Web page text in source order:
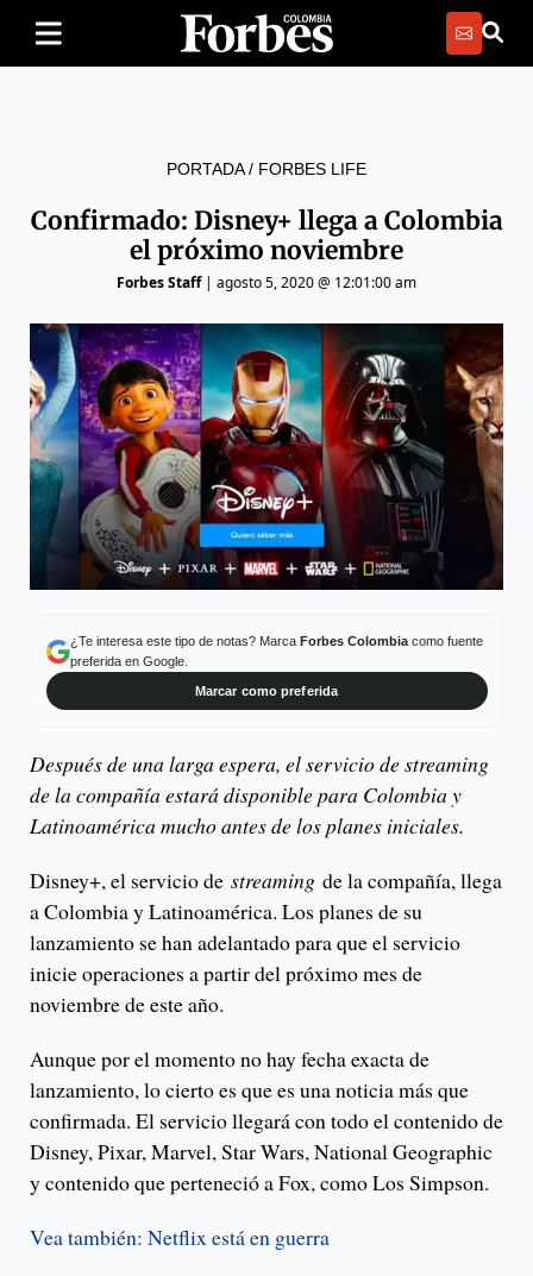
PORTADA/ FORBES LIFE
Confirmado: Disney+ llega a Colombia
el próximo noviembre
Forbes Staff| agosto 5, 2020 @ 12:01:00 am
¿Te interesa este tipo de notas? Marca Forbes Colombiacomo fuente
preferida en Google.
Marcar como preferida
Después de una larga espera, el servicio de streaming
de la compañía estará disponible para Colombia y
Latinoamérica mucho antes de los planes iniciales.
Disney+, el servicio de streaming de la compañía, llega
a Colombia y Latinoamérica. Los planes de su
lanzamiento se han adelantado para que el servicio
inicie operaciones a partir del próximo mes de
noviembre de este año.
Aunque por el momento no hay fecha exacta de
lanzamiento, lo cierto es que es una noticia más que
confirmada. El servicio llegará con todo el contenido de
Disney, Pixar, Marvel, Star Wars, National Geographic
y contenido que perteneció a Fox, como Los Simpson.
Vea también: Netflix está en guerra